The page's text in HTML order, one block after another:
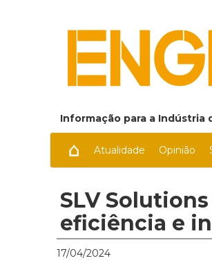
Informação para a Indústria
Atualidade Opinião
SLV
eficiência e
17/04/2024